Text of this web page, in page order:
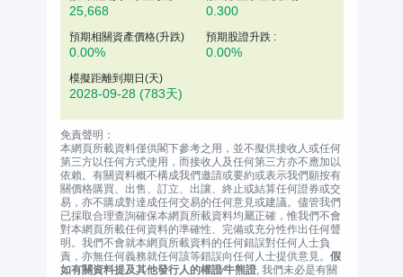
25,668 0.300
預期相關資產價格(升跌)
0.00%
預期股證升跌 :
0.00%
模擬距離到期日(天)
2028-09-28 (783天)
免責聲明：
本網頁所載資料僅供閣下參考之用，並不擬供接收人或任何
第三方以任何方式使用，而接收人及任何第三方亦不應加以
依賴。有關資料概不構成我們邀請或要約或表示我們願按有
關價格購買、出售、訂立、出讓、終止或結算任何證券或交
易，亦不購成對達成任何交易的任何意見或建議。儘管我們
已採取合理查詢確保本網頁所載資料均屬正確，惟我們不會
對本網頁所載任何資料的準確性、完備或充分性作出任何聲
明。我們不會就本網頁所載資料的任何錯誤對任何人士負
責，亦無任何義務就任何該等錯誤向任何人士提供意見。 假
如有關資料提及其他發行人的權證∕牛熊證, 我們未必是有關